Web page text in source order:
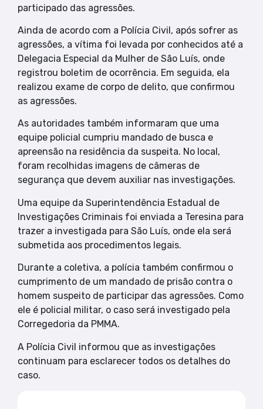
participado das agressões.
Ainda de acordo com a Polícia Civil, após sofrer as
agressões, a vítima foi levada por conhecidos até a
Delegacia Especial da Mulher de São Luís, onde
registrou boletim de ocorrência. Em seguida, ela
realizou exame de corpo de delito, que confirmou
as agressões.
As autoridades também informaram que uma
equipe policial cumpriu mandado de busca e
apreensão na residência da suspeita. No local,
foram recolhidas imagens de câmeras de
segurança que devem auxiliar nas investigações.
Uma equipe da Superintendência Estadual de
Investigações Criminais foi enviada a Teresina para
trazer a investigada para São Luís, onde ela será
submetida aos procedimentos legais.
Durante a coletiva, a polícia também confirmou o
cumprimento de um mandado de prisão contra o
homem suspeito de participar das agressões. Como
ele é policial militar, o caso será investigado pela
Corregedoria da PMMA.
A Polícia Civil informou que as investigações
continuam para esclarecer todos os detalhes do
caso.